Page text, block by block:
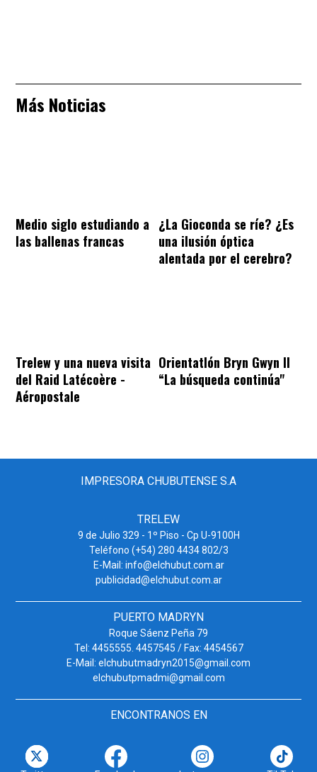
Más Noticias
Medio siglo estudiando a
las ballenas francas
¿La Gioconda se ríe? ¿Es
una ilusión óptica
alentada por el cerebro?
Trelew y una nueva visita
del Raid Latécoère -
Aéropostale
Orientatlón Bryn Gwyn II
“La búsqueda continúa"
IMPRESORA CHUBUTENSE S.A
TRELEW
9 de Julio 329 - 1º Piso - Cp U-9100H
Teléfono (+54) 280 4434 802/3
E-Mail: info@elchubut.com.ar
publicidad@elchubut.com.ar
PUERTO MADRYN
Roque Sáenz Peña 79
Tel: 4455555. 4457545 / Fax: 4454567
E-Mail: elchubutmadryn2015@gmail.com
elchubutpmadmi@gmail.com
ENCONTRANOS EN